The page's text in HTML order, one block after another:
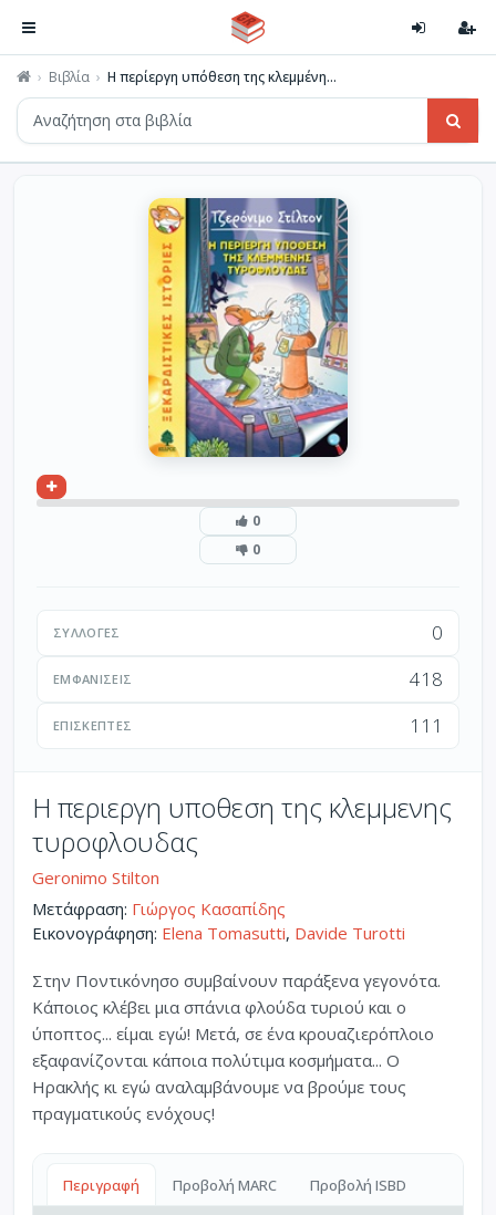
Βιβλία Η περίεργη υπόθεση της κλεμμένη...
0
0
ΣΥΛΛΟΓΈΣ 0
ΕΜΦΑΝΊΣΕΙΣ 418
ΕΠΙΣΚΈΠΤΕΣ 111
Η περιεργη υποθεση της κλεμμενης
τυροφλουδας
Geronimo Stilton
Μετάφραση: Γιώργος Κασαπίδης
Εικονογράφηση: Elena Tomasutti, Davide Turotti
Στην Ποντικόνησο συμβαίνουν παράξενα γεγονότα.
Κάποιος κλέβει μια σπάνια φλούδα τυριού και ο
ύποπτος... είμαι εγώ! Μετά, σε ένα κρουαζιερόπλοιο
εξαφανίζονται κάποια πολύτιμα κοσμήματα... Ο
Ηρακλής κι εγώ αναλαμβάνουμε να βρούμε τους
πραγματικούς ενόχους!
Περιγραφή Προβολή MARC Προβολή ISBD